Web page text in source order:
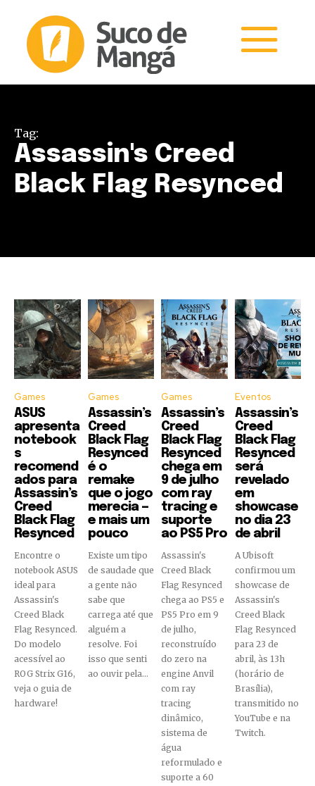
Tag:
Assassin's Creed
Black Flag Resynced
Games
ASUS
apresenta
notebook
s
recomend
ados para
Assassin’s
Creed
Black Flag
Resynced
Encontre o
notebook ASUS
ideal para
Assassin's
Creed Black
Flag Resynced.
Do modelo
acessível ao
ROG Strix G16,
veja o guia de
hardware!
Games
Assassin’s
Creed
Black Flag
Resynced
é o
remake
que o jogo
merecia —
e mais um
pouco
Existe um tipo
de saudade que
a gente não
sabe que
carrega até que
alguém a
resolve. Foi
isso que senti
ao ouvir pela...
Games
Assassin’s
Creed
Black Flag
Resynced
chega em
9 de julho
com ray
tracing e
suporte
ao PS5 Pro
Assassin's
Creed Black
Flag Resynced
chega ao PS5 e
PS5 Pro em 9
de julho,
reconstruído
do zero na
engine Anvil
com ray
tracing
dinâmico,
sistema de
água
reformulado e
suporte a 60
Eventos
Assassin’s
Creed
Black Flag
Resynced
será
revelado
em
showcase
no dia 23
de abril
A Ubisoft
confirmou um
showcase de
Assassin's
Creed Black
Flag Resynced
para 23 de
abril, às 13h
(horário de
Brasília),
transmitido no
YouTube e na
Twitch.